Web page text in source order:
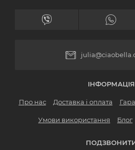
ІНФОРМАЦІЯ
Про нас Доставка і оплата
Умови використання Блог